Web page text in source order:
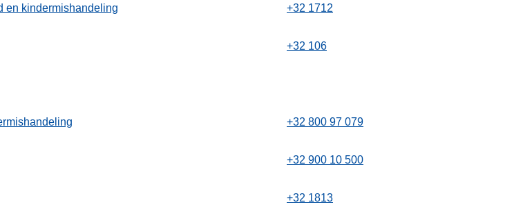
en kindermishandeling +32 1712
+32 106
+32 800 97 079
+32 900 10 500
+32 1813